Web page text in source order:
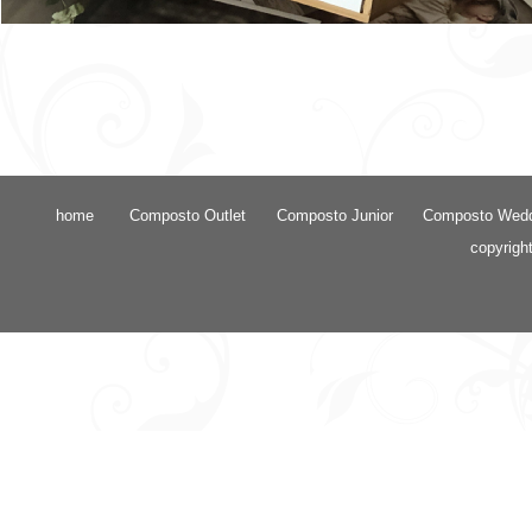
home Composto Outlet Composto Junior
Composto